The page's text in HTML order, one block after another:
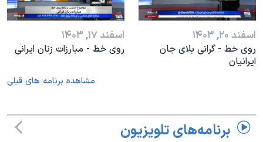
اسفند ۲۰, ۱۴۰۳
روی خط - گرانی بلای جان
ایرانیان
اسفند ۱۷, ۱۴۰۳
روی خط - مبارزات زنان ایرانی
مشاهده برنامه های قبلی
برنامه‌های تلویزیون